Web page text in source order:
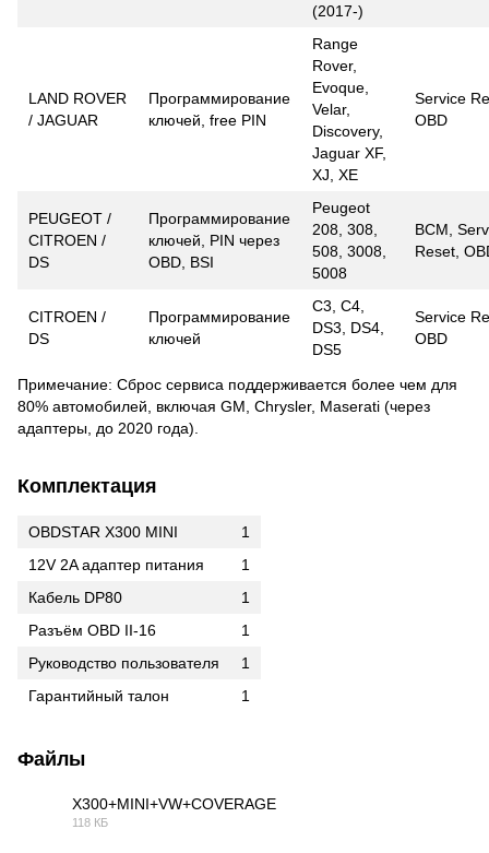
(2017-)
LAND ROVER
/ JAGUAR
Программирование
ключей, free PIN
Range
Rover,
Evoque,
Velar,
Discovery,
Jaguar XF,
XJ, XE
Service
OBD
PEUGEOT /
CITROEN /
DS
Программирование
ключей, PIN через
OBD, BSI
Peugeot
208, 308,
508, 3008,
5008
BCM,
Reset,
CITROEN /
DS
Программирование
ключей
C3, C4,
DS3, DS4,
DS5
Service
OBD
Примечание: Сброс сервиса поддерживается более чем для
80% автомобилей, включая GM, Chrysler, Maserati (через
адаптеры, до 2020 года).
Комплектация
OBDSTAR X300 MINI
1
12V 2A адаптер питания
1
Кабель DP80
1
Разъём OBD II-16
1
Руководство пользователя
1
Гарантийный талон
1
Файлы
X300+MINI+VW+COVERAGE
118 КБ